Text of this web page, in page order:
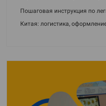
Пошаговая инструкция по
Китая: логистика,